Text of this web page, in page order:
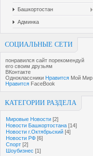
Башкортостан
Админка
СОЦИАЛЬНЫЕ СЕТИ
понравился сайт порекомендуй
его своим друзьям
ВКонтакте
Одноклассники Нравится Мой Мир
Нравится FaceBook
КАТЕГОРИИ РАЗДЕЛА
Мировые Новости [2]
Новости Башкортостана [14]
Новости г.Октябрьский [4]
Новости РФ [6]
Спорт [2]
Шоубизнес [1]